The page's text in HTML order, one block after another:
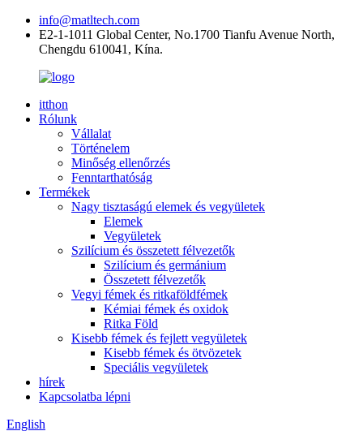
info@matltech.com
E2-1-1011 Global Center, No.1700 Tianfu Avenue North,
Chengdu 610041, Kína.
itthon
Rólunk
Vállalat
Történelem
Minőség ellenőrzés
Fenntarthatóság
Termékek
Nagy tisztaságú elemek és vegyületek
Elemek
Vegyületek
Szilícium és összetett félvezetők
Szilícium és germánium
Összetett félvezetők
Vegyi fémek és ritkaföldfémek
Kémiai fémek és oxidok
Ritka Föld
Kisebb fémek és fejlett vegyületek
Kisebb fémek és ötvözetek
Speciális vegyületek
hírek
Kapcsolatba lépni
English